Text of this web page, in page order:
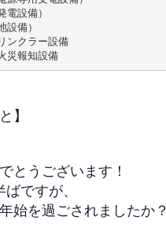
設備）
備）
ンクラー設備
災報知設備
】
とうございます！
ですが、
始を過ごされましたか？